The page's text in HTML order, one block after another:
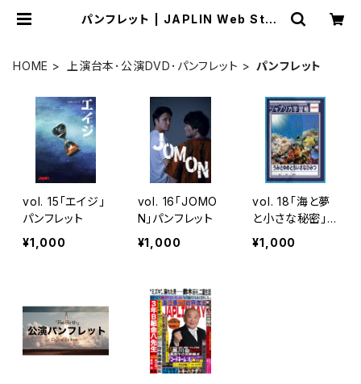
パンフレット | JAPLIN Web Stor
HOME 上演台本･公演DVD･パンフレット パンフレット
vol. 15「エイジ」
パンフレット
¥1,000
vol. 16「JOMO
N」パンフレット
¥1,000
vol. 18「海と夢
と小さな秘密」パ
ンフレット
¥1,000